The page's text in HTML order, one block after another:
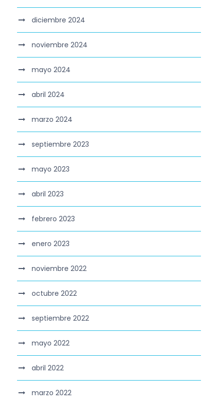
diciembre 2024
noviembre 2024
mayo 2024
abril 2024
marzo 2024
septiembre 2023
mayo 2023
abril 2023
febrero 2023
enero 2023
noviembre 2022
octubre 2022
septiembre 2022
mayo 2022
abril 2022
marzo 2022